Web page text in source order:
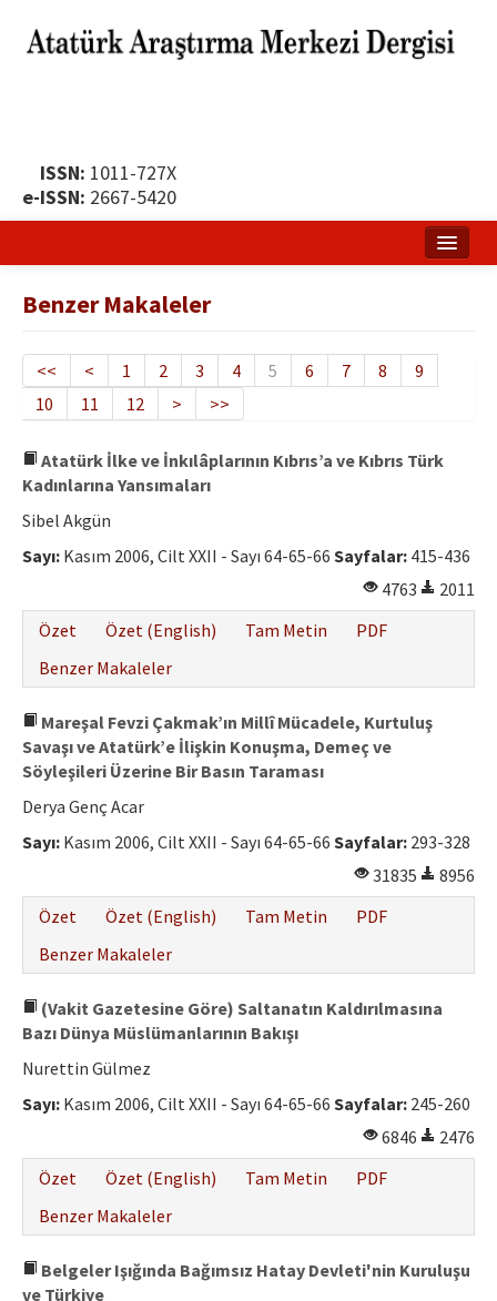
ISSN: 1011-727X
e-ISSN: 2667-5420
Yayın Politikası
Dergi Kurulları
Yayın İlkeleri
Yazar Rehberi
İletişim
Benzer Makaleler
<< < 1 2 3 4 5 6 7 8
9
10
11 12 > >>
Atatürk İlke ve İnkılâplarının Kıbrıs’a ve Kıbrıs Türk
Kadınlarına Yansımaları
Sibel Akgün
Sayı: Kasım 2006, Cilt XXII - Sayı 64-65-66 Sayfalar: 415-436
4763
2011
Özet
Özet (English) Tam Metin
PDF
Benzer Makaleler
Mareşal Fevzi Çakmak’ın Millî Mücadele, Kurtuluş
Savaşı ve Atatürk’e İlişkin Konuşma, Demeç ve
Söyleşileri Üzerine Bir Basın Taraması
Derya Genç Acar
Sayı: Kasım 2006, Cilt XXII - Sayı 64-65-66 Sayfalar: 293-328
31835
8956
Özet
Özet (English) Tam Metin
PDF
Benzer Makaleler
(Vakit Gazetesine Göre) Saltanatın Kaldırılmasına
Bazı Dünya Müslümanlarının Bakışı
Nurettin Gülmez
Sayı: Kasım 2006, Cilt XXII - Sayı 64-65-66 Sayfalar: 245-260
6846
2476
Özet
Özet (English) Tam Metin
PDF
Benzer Makaleler
Belgeler Işığında Bağımsız Hatay Devleti'nin Kuruluşu
ve Türkiye